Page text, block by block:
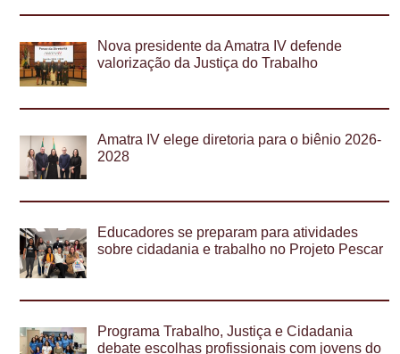
Nova presidente da Amatra IV defende
valorização da Justiça do Trabalho
Amatra IV elege diretoria para o biênio 2026-
2028
Educadores se preparam para atividades
sobre cidadania e trabalho no Projeto Pescar
Programa Trabalho, Justiça e Cidadania
debate escolhas profissionais com jovens do